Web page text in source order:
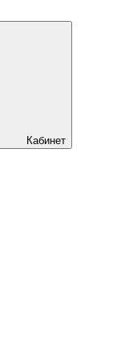
Кабинет